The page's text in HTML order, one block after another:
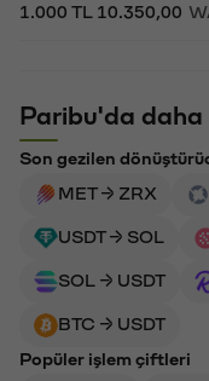
1.000 TL 10.350,00
Paribu'da daha
Son gezilen
MET → ZRX
USDT → SOL
SOL → USDT
BTC → USDT
Popüler işlem çiftleri